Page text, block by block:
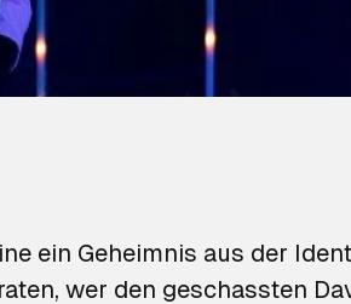
ein Geheimnis aus der
wer den geschassten